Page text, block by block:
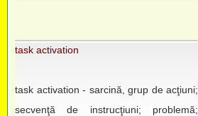
task activation
task activation - sarcină, grup de acţiuni;
secvenţă de instrucţiuni; problemă;